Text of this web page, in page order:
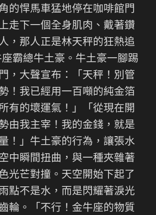
的悍馬車猛地停在咖啡館門
走下一個全身肌肉、戴著鑽
，那人正是林天秤的狂熱追
霸總牛土豪。牛土豪一腳踢
，大聲宣布：「天秤！別管
！我已經用一百噸的純金箔
有的壞運氣！」「從現在開
由我主宰！我的金錢，就是
！」牛土豪的行為，讓張水
中瞬間扭曲，與一種夾雜著
光芒對撞。天空開始下起了
點不是水，而是閃耀著淚光
輪。「不行！金牛座的物質